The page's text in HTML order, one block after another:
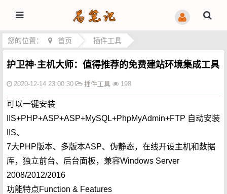
您的位置： 首页 > 插件工具
护卫神·主机大师：值得推荐的免费建站环境集成工具
2020-12-14 23:00:30 插件工具 198
可以一键安装
IIS+PHP+ASP+ASP+MySQL+PhpMyAdmin+FTP 自动安装
IIS、
7大PHP版本、多版本ASP、伪静态，在线开设主机和数据
库，独立前台、后台面板，兼容Windows Server
2008/2012/2016
功能特点Function & Features